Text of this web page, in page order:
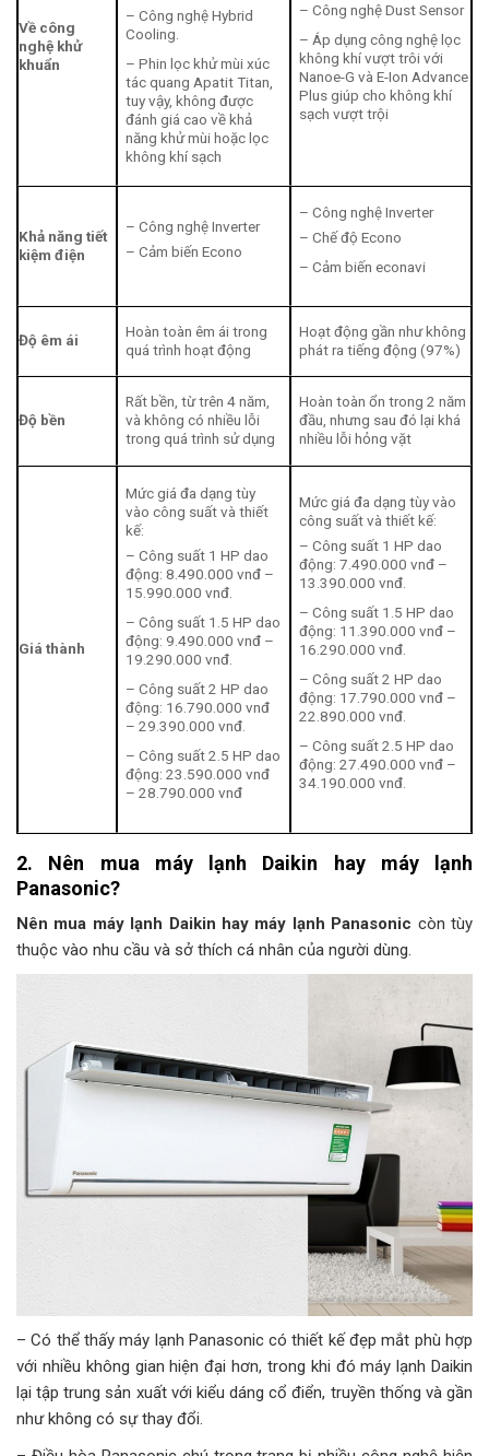
Về công
nghệ khử
khuẩn
– Công nghệ Hybrid
Cooling.
– Phin lọc khử mùi xúc
tác quang Apatit Titan,
tuy vậy, không được
đánh giá cao về khả
năng khử mùi hoặc lọc
không khí sạch
– Công nghệ Dust Sensor
– Áp dụng công nghệ lọc
không khí vượt trôi với
Nanoe-G và E-Ion Advance
Plus giúp cho không khí
sạch vượt trội
Khả năng tiết
kiệm điện
– Công nghệ Inverter
– Cảm biến Econo
– Công nghệ Inverter
– Chế độ Econo
– Cảm biến econavi
Độ êm ái
Hoàn toàn êm ái trong
quá trình hoạt động
Hoạt động gần như không
phát ra tiếng động (97%)
Độ bền
Rất bền, từ trên 4 năm,
và không có nhiều lỗi
trong quá trình sử dụng
Hoàn toàn ổn trong 2 năm
đầu, nhưng sau đó lại khá
nhiều lỗi hỏng vặt
Giá thành
Mức giá đa dạng tùy
vào công suất và thiết
kế:
– Công suất 1 HP dao
động: 8.490.000 vnđ –
15.990.000 vnđ.
– Công suất 1.5 HP dao
động: 9.490.000 vnđ –
19.290.000 vnđ.
– Công suất 2 HP dao
động: 16.790.000 vnđ
– 29.390.000 vnđ.
– Công suất 2.5 HP dao
động: 23.590.000 vnđ
– 28.790.000 vnđ
Mức giá đa dạng tùy vào
công suất và thiết kế:
– Công suất 1 HP dao
động: 7.490.000 vnđ –
13.390.000 vnđ.
– Công suất 1.5 HP dao
động: 11.390.000 vnđ –
16.290.000 vnđ.
– Công suất 2 HP dao
động: 17.790.000 vnđ –
22.890.000 vnđ.
– Công suất 2.5 HP dao
động: 27.490.000 vnđ –
34.190.000 vnđ.
2. Nên mua máy lạnh Daikin hay máy lạnh
Panasonic?
Nên mua máy lạnh Daikin hay máy lạnh Panasonic còn tùy
thuộc vào nhu cầu và sở thích cá nhân của người dùng.
– Có thể thấy máy lạnh Panasonic có thiết kế đẹp mắt phù hợp
với nhiều không gian hiện đại hơn, trong khi đó máy lạnh Daikin
lại tập trung sản xuất với kiểu dáng cổ điển, truyền thống và gần
như không có sự thay đổi.